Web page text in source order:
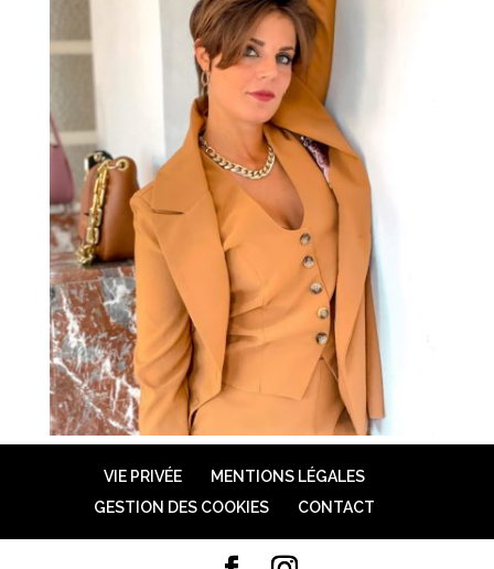
VIE PRIVÉE
MENTIONS LÉGALES
GESTION DES COOKIES
CONTACT